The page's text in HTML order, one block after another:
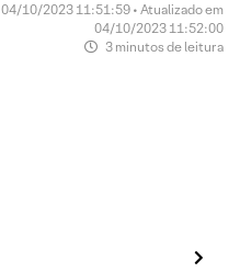
04/10/2023 11:51:59 • Atualizado em
04/10/2023 11:52:00
3 minutos de leitura